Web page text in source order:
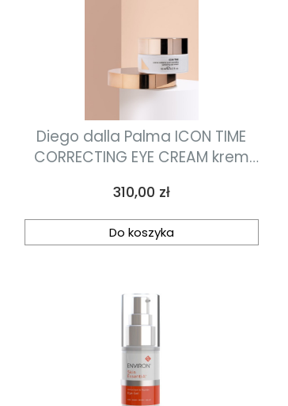
Diego dalla Palma ICON TIME
CORRECTING EYE CREAM krem
Cena
310,00 zł
Do koszyka